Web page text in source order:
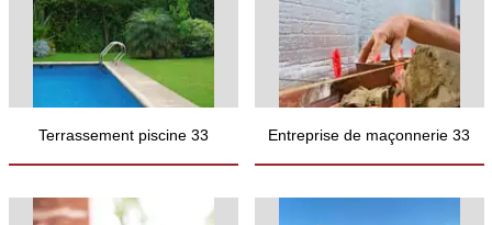
Terrassement piscine 33 Entreprise de maçonnerie 33